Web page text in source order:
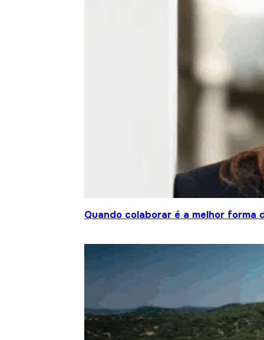
Quando colaborar é a melhor forma